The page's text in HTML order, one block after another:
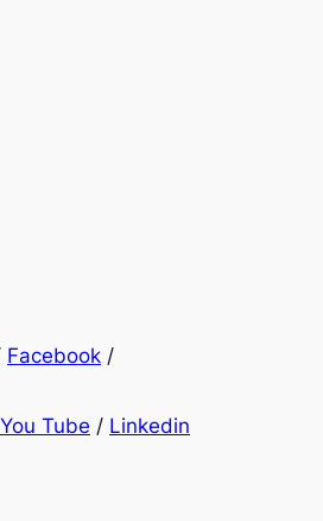
Facebook /
You Tube / Linkedin